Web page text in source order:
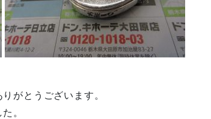
がとうございます。
。